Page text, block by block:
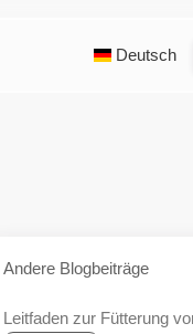
Deutsch
Andere Blogbeiträge